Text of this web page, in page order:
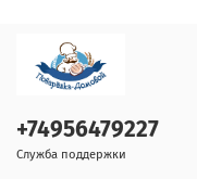
+74956479227
Служба поддержки